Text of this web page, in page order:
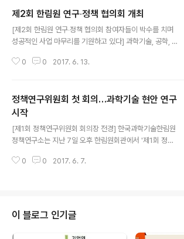
제2회 한림원 연구‧정책 협의회 개최
[제2회 한림원 연구‧정책 협의회 참여자들이 박수를 치며
성공적인 사업 마무리를 기원하고 있다] 과학기술, 공학, 의
국공학한림원, 대한민국의학한림원이 ‘연구‧정책협의회’
는 이명철 한국과학기술한림원장과 권오경 한국공학한림
원 회장, 정남식 대한민국의학한림원 회장 등 3개 한림원
주요인사 10인이 참석한 가운데 ‘제2회 한림원 연구‧정책
협의회’가 열렸다. 이 자리에서 지난 4월 열린 첫 회의를 통
해 선정된 주제 키워드인 ‘제4차 산업혁명’(총괄: 한국과학
기술한림원)을 비롯해 ‘미세먼지’, ‘바이오헬스’(총괄: 한국
0 0 2017. 6. 13.
정책연구위원회 첫 회의…과학기술 현안 연구
시작
[제1회 정책연구위원회 회의장 전경] 한국과학기술한림원
정책연구소는 지난 7일 오후 한림원회관에서 '제1회 정책
돌입했다. 이번 위원회에는 김승조 위원장(기획정책담당
학부 정회원), 안영수 위원(연세대 명예교수, 의약학부 정
회원), 최승복 위원(인하대 교수, 공학부 정회원), 김호성 한
림원 사무처장, 김상철 한림원 정책연구팀장 등이 참여했
0 0 2017. 6. 7.
이 블로그 인기글